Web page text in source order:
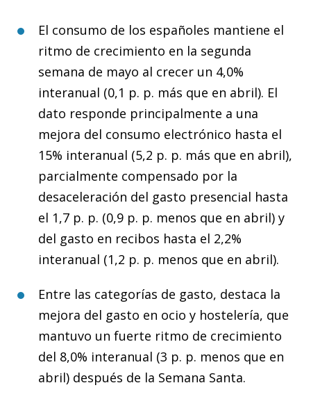
El consumo de los españoles mantiene el
ritmo de crecimiento en la segunda
semana de mayo al crecer un 4,0%
interanual (0,1 p. p. más que en abril). El
dato responde principalmente a una
mejora del consumo electrónico hasta el
15% interanual (5,2 p. p. más que en abril),
parcialmente compensado por la
desaceleración del gasto presencial hasta
el 1,7 p. p. (0,9 p. p. menos que en abril) y
del gasto en recibos hasta el 2,2%
interanual (1,2 p. p. menos que en abril).
Entre las categorías de gasto, destaca la
mejora del gasto en ocio y hostelería, que
mantuvo un fuerte ritmo de crecimiento
del 8,0% interanual (3 p. p. menos que en
abril) después de la Semana Santa.